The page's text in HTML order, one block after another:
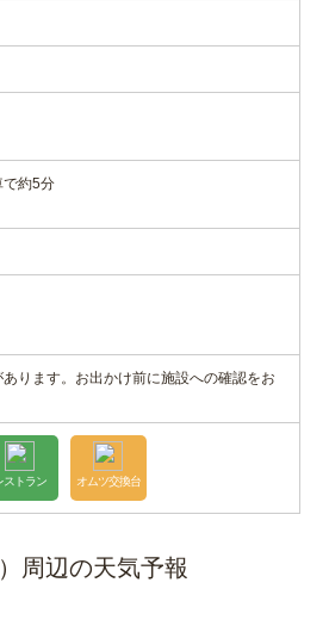
で約5分
ります。お出かけ前に施設への確認をお
ストラン オムツ交換台
周辺の天気予報